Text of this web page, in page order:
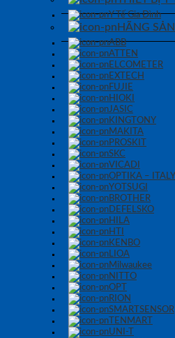
Y Tế Gia Đình
HÃNG
ABB
ATTEN
ELCOMETER
EXTECH
FUJIE
HIOKI
JASIC
KINGTONY
MAKITA
PROSKIT
SKC
VICADI
OPTIKA – ITALY
YOTSUGI
BROTHER
DEFELSKO
HILA
HTI
KENBO
LIOA
Milwaukee
NITTO
OPT
RION
SMARTSENSOR
TENMART
UNI-T